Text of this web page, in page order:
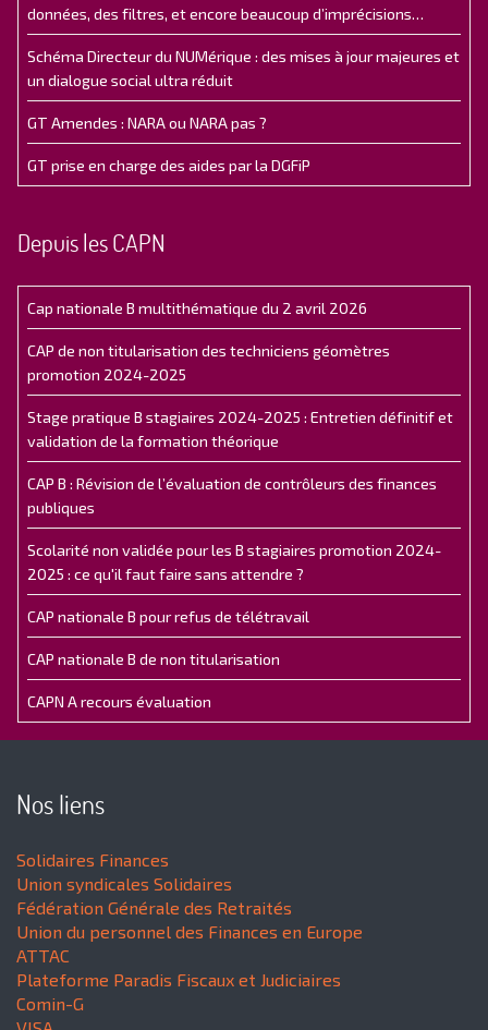
données, des filtres, et encore beaucoup d’imprécisions…
Schéma Directeur du NUMérique : des mises à jour majeures et
un dialogue social ultra réduit
GT Amendes : NARA ou NARA pas ?
GT prise en charge des aides par la DGFiP
Depuis les CAPN
Cap nationale B multithématique du 2 avril 2026
CAP de non titularisation des techniciens géomètres
promotion 2024-2025
Stage pratique B stagiaires 2024-2025 : Entretien définitif et
validation de la formation théorique
CAP B : Révision de l’évaluation de contrôleurs des finances
publiques
Scolarité non validée pour les B stagiaires promotion 2024-
2025 : ce qu'il faut faire sans attendre ?
CAP nationale B pour refus de télétravail
CAP nationale B de non titularisation
CAPN A recours évaluation
Nos liens
Solidaires Finances
Union syndicales Solidaires
Fédération Générale des Retraités
Union du personnel des Finances en Europe
ATTAC
Plateforme Paradis Fiscaux et Judiciaires
Comin-G